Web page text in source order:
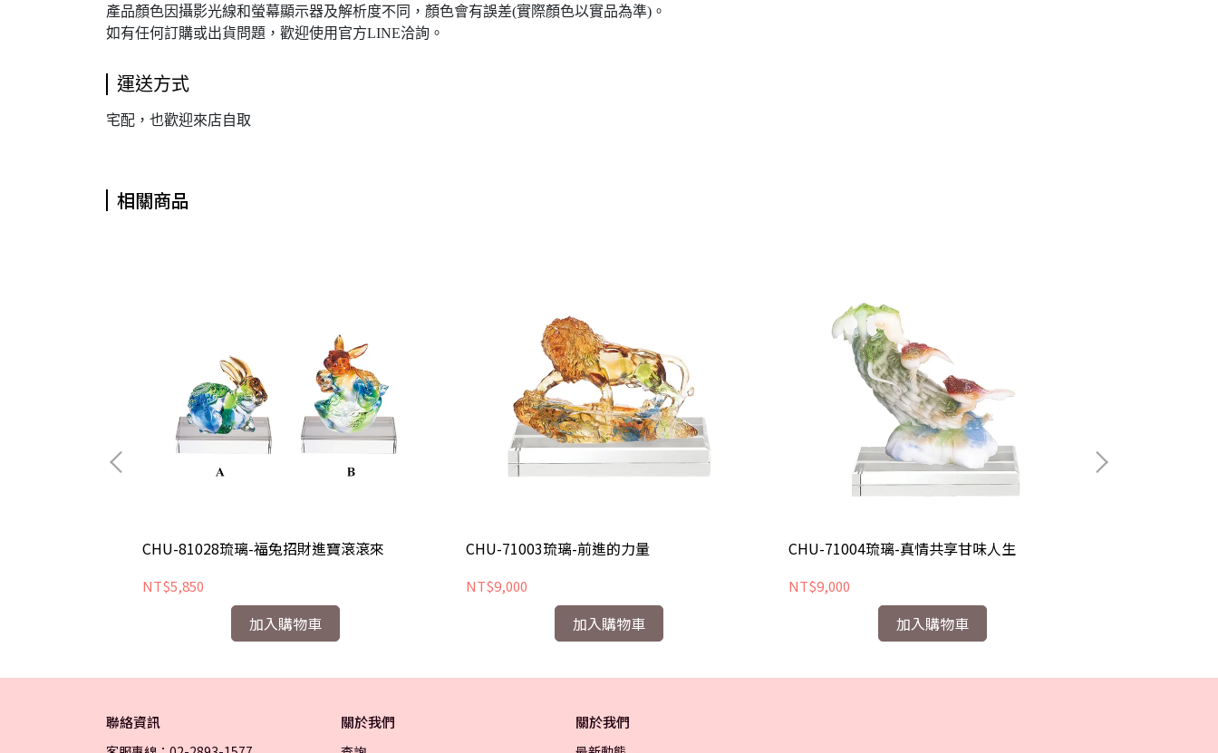
產品顏色因攝影光線和螢幕顯示器及解析度不同，顏色會有誤差(實際顏色以實品為準)。
如有任何訂購或出貨問題，歡迎使用官方LINE洽詢。
運送方式
宅配，也歡迎來店自取
相關商品
CHU-81028琉璃-福兔招財進寶滾滾來
NT$5,850
加入購物車
CHU-71003琉璃-前進的力量
NT$9,000
加入購物車
CHU-71004琉璃-真情共享甘味人生
NT$9,000
加入購物車
聯絡資訊 關於我們 關於我們